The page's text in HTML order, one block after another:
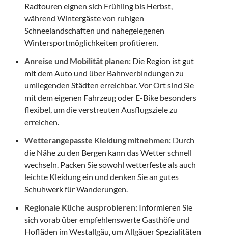
Radtouren eignen sich Frühling bis Herbst,
während Wintergäste von ruhigen
Schneelandschaften und nahegelegenen
Wintersportmöglichkeiten profitieren.
Anreise und Mobilität planen: Die Region ist gut
mit dem Auto und über Bahnverbindungen zu
umliegenden Städten erreichbar. Vor Ort sind Sie
mit dem eigenen Fahrzeug oder E-Bike besonders
flexibel, um die verstreuten Ausflugsziele zu
erreichen.
Wetterangepasste Kleidung mitnehmen: Durch
die Nähe zu den Bergen kann das Wetter schnell
wechseln. Packen Sie sowohl wetterfeste als auch
leichte Kleidung ein und denken Sie an gutes
Schuhwerk für Wanderungen.
Regionale Küche ausprobieren: Informieren Sie
sich vorab über empfehlenswerte Gasthöfe und
Hofläden im Westallgäu, um Allgäuer Spezialitäten